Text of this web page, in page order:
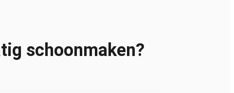
schoonmaken?